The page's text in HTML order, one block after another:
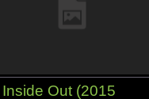
Inside Out (2015